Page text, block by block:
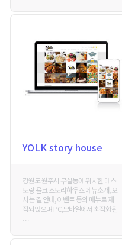
YOLK story house
강원도 원주시 무실동에 위치한 레스
토랑 욜크 스토리하우스 메뉴소개, 오
시는 길 안내, 이벤트 등의 메뉴로 제
작되었으며 PC,모바일에서 최적화된
. . .